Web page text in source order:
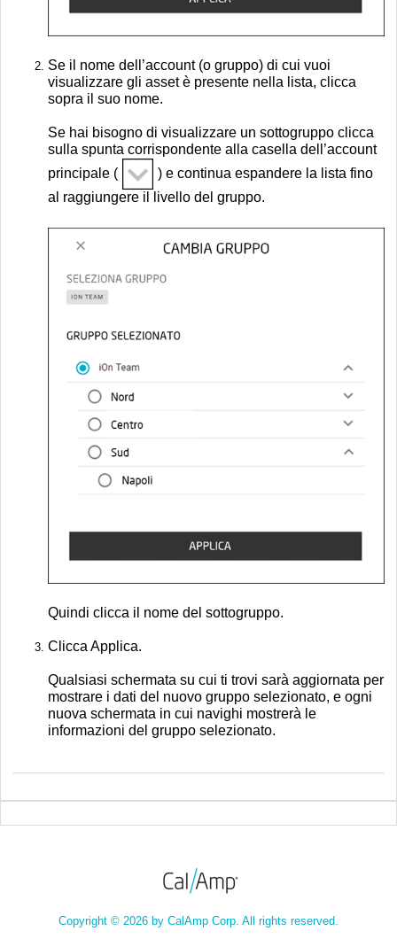
Se il nome dell’account (o gruppo) di cui vuoi
visualizzare gli asset è presente nella lista, clicca
sopra il suo nome.
Se hai bisogno di visualizzare un sottogruppo clicca
sulla spunta corrispondente alla casella dell’account
principale (
) e continua espandere la lista fino
al raggiungere il livello del gruppo.
Quindi clicca il nome del sottogruppo.
Clicca Applica.
Qualsiasi schermata su cui ti trovi sarà aggiornata per
mostrare i dati del nuovo gruppo selezionato, e ogni
nuova schermata in cui navighi mostrerà le
informazioni del gruppo selezionato.
Copyright © 2026 by CalAmp Corp. All rights reserved.